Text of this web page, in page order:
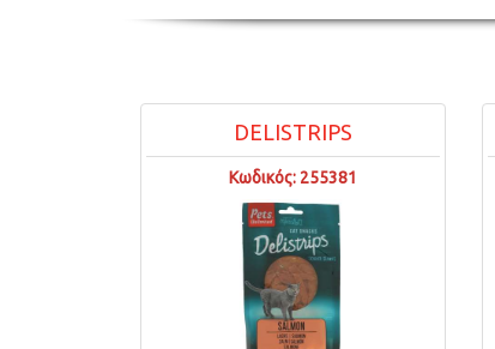
DELISTRIPS
Κωδικός: 255381